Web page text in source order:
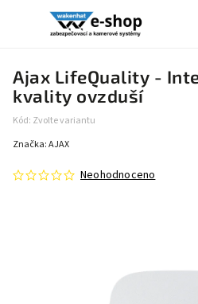
Ajax LifeQuality -
kvality ovzduší
Kód: Zvolte variantu
Neohodnoceno
Značka:AJAX